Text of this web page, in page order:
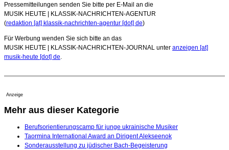
Pressemitteilungen senden Sie bitte per E-Mail an die
MUSIK HEUTE | KLASSIK-NACHRICHTEN-AGENTUR
(redaktion [at] klassik-nachrichten-agentur [dot] de)
Für Werbung wenden Sie sich bitte an das
MUSIK HEUTE | KLASSIK-NACHRICHTEN-JOURNAL unter anzeigen [at]
musik-heute [dot] de
Anzeige
Mehr aus dieser Kategorie
Berufsorientierungscamp für junge ukrainische Musiker
Taormina International Award an Dirigent Alekseenok
Sonderausstellung zu jüdischer Bach-Begeisterung